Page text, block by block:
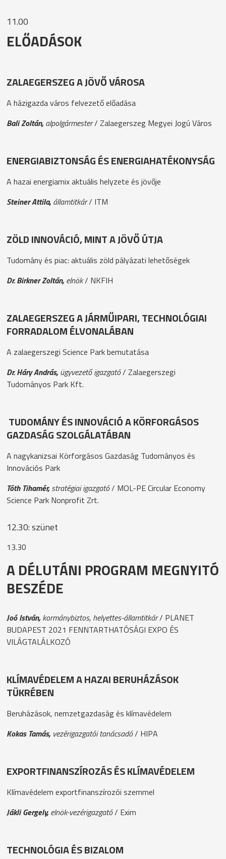
11.00
ELŐADÁSOK
ZALAEGERSZEG A JÖVŐ VÁROSA
A házigazda város felvezető előadása
Bali Zoltán, alpolgármester/ Zalaegerszeg Megyei Jogú Város
ENERGIABIZTONSÁG ÉS ENERGIAHATÉKONYSÁG
A hazai energiamix aktuális helyzete és jövője
Steiner Attila, államtitkár/ ITM
ZÖLD INNOVÁCIÓ, MINT A JÖVŐ ÚTJA
Tudomány és piac: aktuális zöld pályázati lehetőségek
Dr. Birkner Zoltán, elnök/ NKFIH
ZALAEGERSZEG A JÁRMŰIPARI, TECHNOLÓGIAI
FORRADALOM ÉLVONALÁBAN
A zalaegerszegi Science Park bemutatása
Dr. Háry András, ügyvezető igazgató/ Zalaegerszegi
Tudományos Park Kft.
TUDOMÁNY ÉS INNOVÁCIÓ A KÖRFORGÁSOS
GAZDASÁG SZOLGÁLATÁBAN
A nagykanizsai Körforgásos Gazdaság Tudományos és
Innovációs Park
Tóth Tihamér, stratégiai igazgató/ MOL-PE Circular Economy
Science Park Nonprofit Zrt.
12.30: szünet
13.30
A DÉLUTÁNI PROGRAM MEGNYITÓ
BESZÉDE
Joó István, kormánybiztos, helyettes-államtitkár/ PLANET
BUDAPEST 2021 FENNTARTHATÓSÁGI EXPO ÉS
VILÁGTALÁLKOZÓ
KLÍMAVÉDELEM A HAZAI BERUHÁZÁSOK
TÜKRÉBEN
Beruházások, nemzetgazdaság és klímavédelem
Kokas Tamás, vezérigazgatói tanácsadó/ HIPA
EXPORTFINANSZÍROZÁS ÉS KLÍMAVÉDELEM
Klímavédelem exportfinanszírozói szemmel
Jákli Gergely, elnök-vezérigazgató/ Exim
TECHNOLÓGIA ÉS BIZALOM